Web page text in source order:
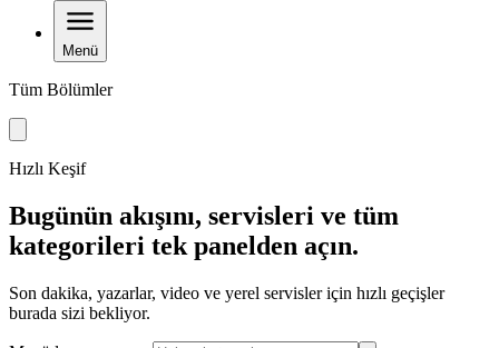
Menü
Tüm Bölümler
Hızlı Keşif
Bugünün akışını, servisleri ve tüm
kategorileri tek panelden açın.
Son dakika, yazarlar, video ve yerel servisler için hızlı geçişler
burada sizi bekliyor.